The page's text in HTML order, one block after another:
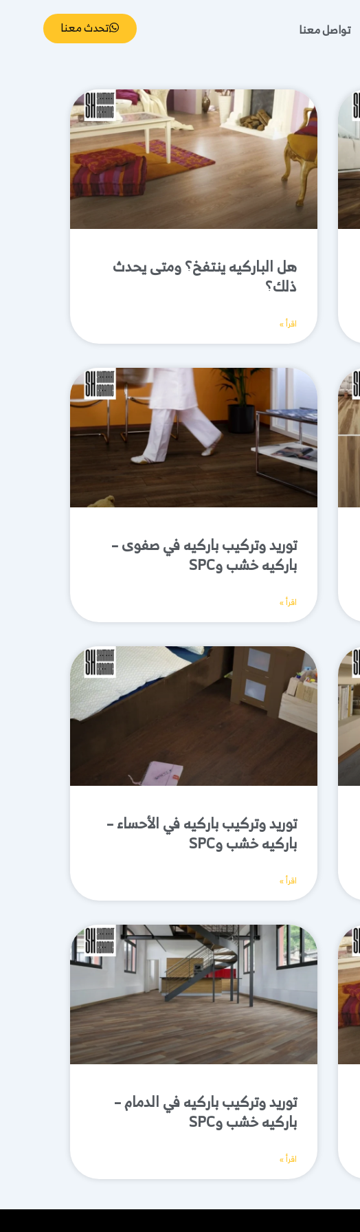
تواصل معنا تحدث معنا
هل الباركيه ينتفخ؟ ومتى يحدث
ذلك؟
اقرأ »
توريد وتركيب باركيه في صفوى –
باركيه خشب وSPC
اقرأ »
توريد وتركيب باركيه في الأحساء –
باركيه خشب وSPC
اقرأ »
توريد وتركيب باركيه في الدمام –
باركيه خشب وSPC
اقرأ »